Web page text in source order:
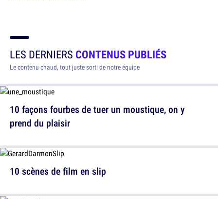
LES DERNIERS CONTENUS PUBLIÉS
Le contenu chaud, tout juste sorti de notre équipe
10 façons fourbes de tuer un moustique, on y
prend du plaisir
10 scènes de film en slip